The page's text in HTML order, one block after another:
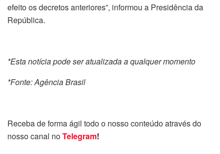
efeito os decretos anteriores”, informou a Presidência da
República.
*Esta notícia pode ser atualizada a qualquer momento
*Fonte: Agência Brasil
Receba de forma ágil todo o nosso conteúdo através do
nosso canal noTelegram!